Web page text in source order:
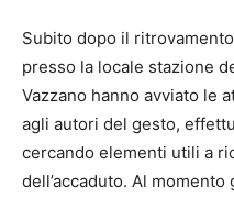
Subito dopo il
presso la locale stazione
Vazzano hanno avviato le
agli autori del gesto,
cercando elementi utili a
dell’accaduto. Al